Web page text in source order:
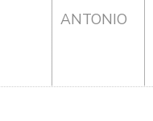
ANTONIO